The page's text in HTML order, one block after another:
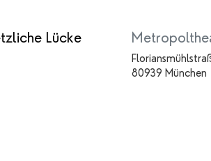
Lücke
80939 München